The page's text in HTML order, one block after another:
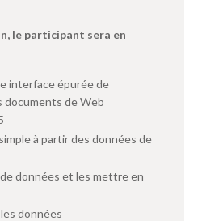
le participant sera en
interface épurée de
documents de Web
à partir des données de
données et les mettre en
données